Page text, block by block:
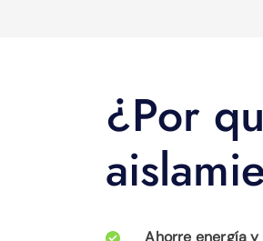
¿Por
Ahorre energía